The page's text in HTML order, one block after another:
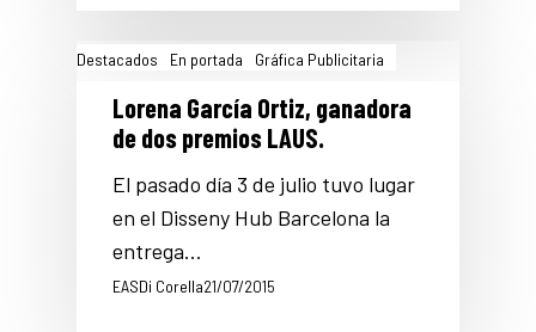
Destacados En portada Gráfica Publicitaria
Lorena García Ortiz, ganadora
de dos premios LAUS.
El pasado día 3 de julio tuvo lugar
en el Disseny Hub Barcelona la
entrega…
EASDi Corella21/07/2015